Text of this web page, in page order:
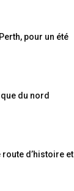
pour un été
du nord
route d’histoire et